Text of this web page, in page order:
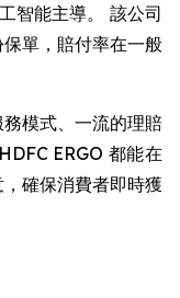
智能主導。 該公司
單，賠付率在一般
模式、一流的理賠
ERGO 都能在
確保消費者即時獲